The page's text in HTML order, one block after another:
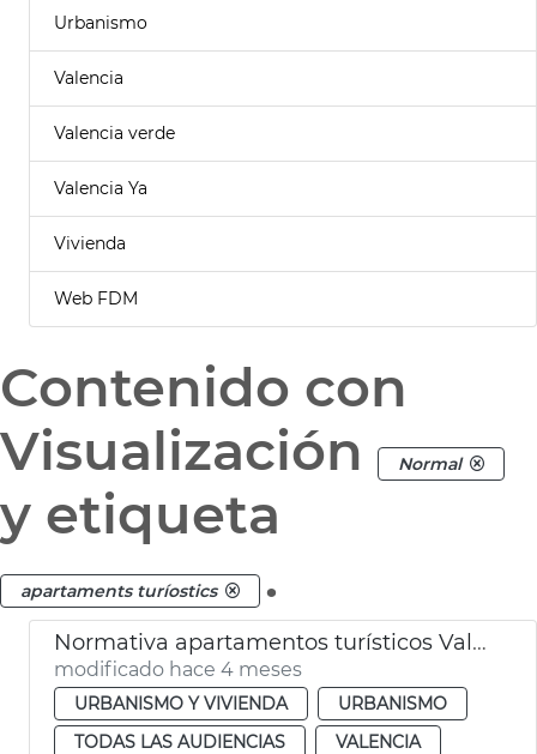
Urbanismo
Valencia
Valencia verde
Valencia Ya
Vivienda
Web FDM
Contenido con
Visualización
Normal
y etiqueta
apartaments turíostics .
Normativa apartamentos turísticos València
modificado hace 4 meses
URBANISMO Y VIVIENDA
URBANISMO
TODAS LAS AUDIENCIAS
VALENCIA